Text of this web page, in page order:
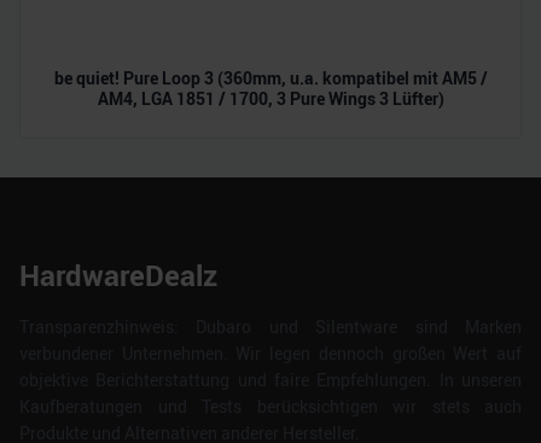
be quiet! Pure Loop 3 (360mm, u.a. kompatibel mit AM5 /
AM4, LGA 1851 / 1700, 3 Pure Wings 3 Lüfter)
HardwareDealz